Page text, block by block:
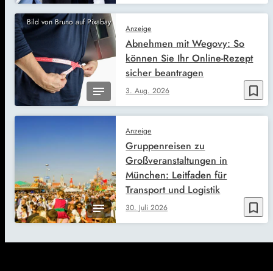
Bild von Bruno auf Pixabay
bookmark_border
Anzeige
3. Aug. 2026
Abnehmen mit Wegovy: So
können Sie Ihr Online-Rezept
sicher beantragen
bookmark_border
Anzeige
30. Juli 2026
Gruppenreisen zu
Großveranstaltungen in
München: Leitfaden für
Transport und Logistik